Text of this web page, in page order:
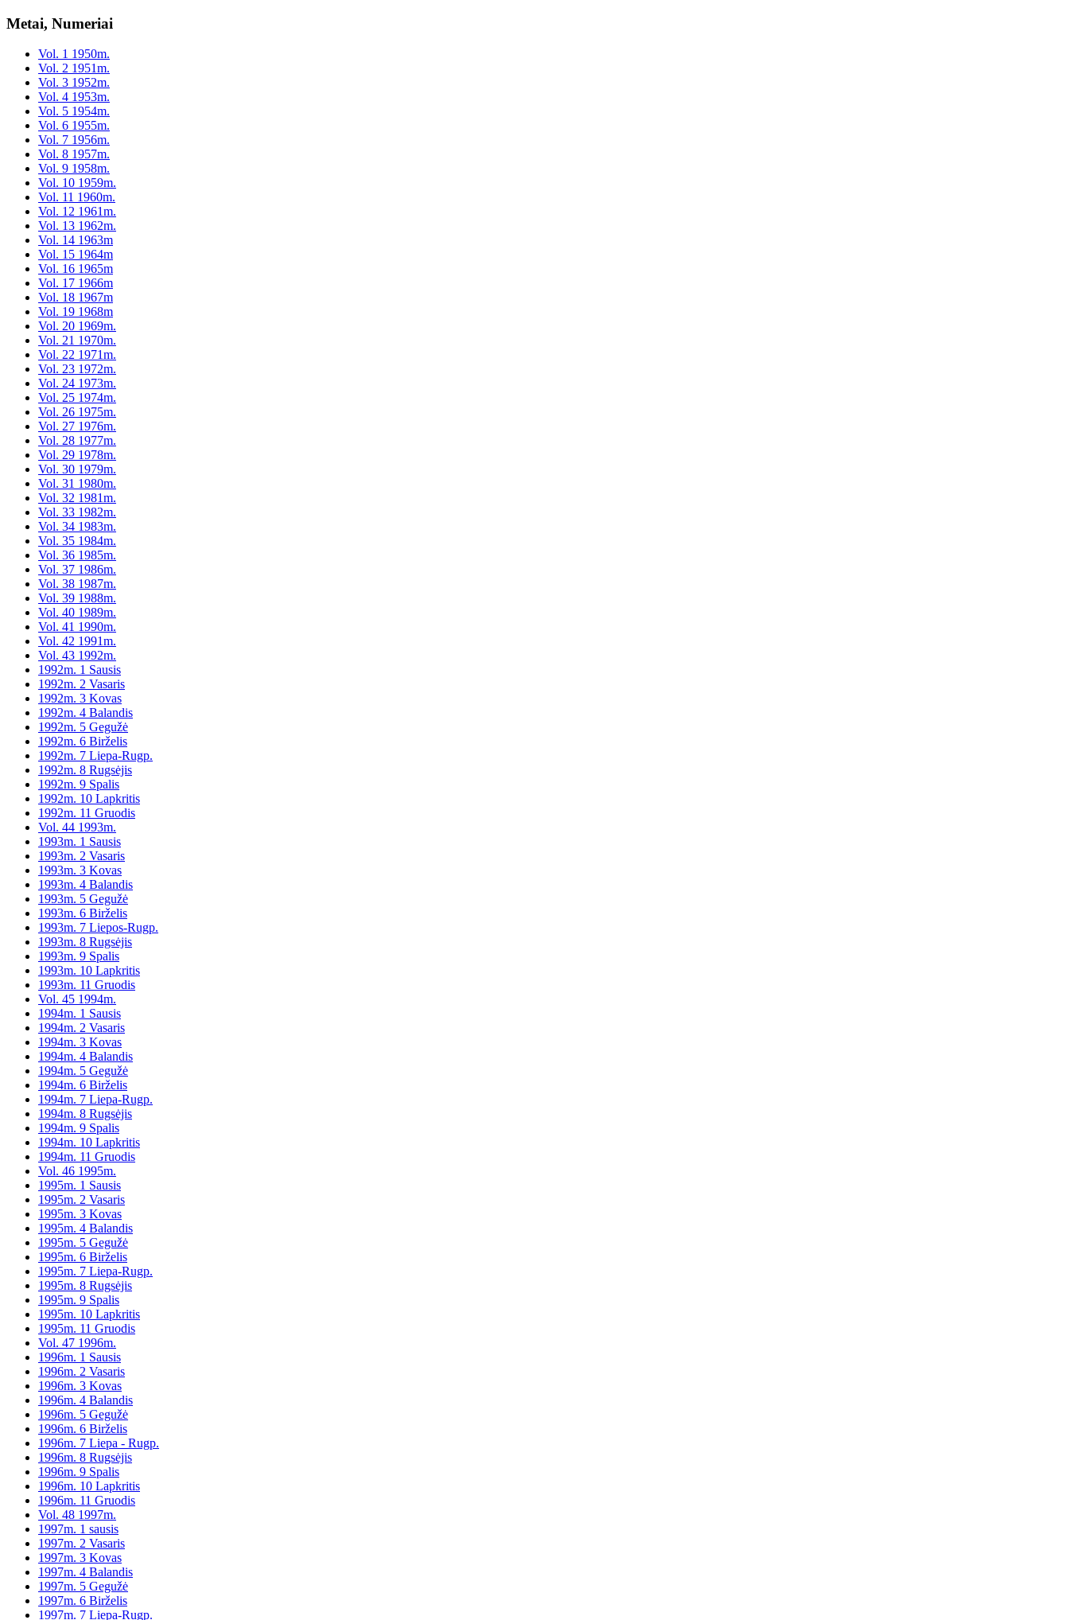
Metai, Numeriai
Vol. 1 1950m.
Vol. 2 1951m.
Vol. 3 1952m.
Vol. 4 1953m.
Vol. 5 1954m.
Vol. 6 1955m.
Vol. 7 1956m.
Vol. 8 1957m.
Vol. 9 1958m.
Vol. 10 1959m.
Vol. 11 1960m.
Vol. 12 1961m.
Vol. 13 1962m.
Vol. 14 1963m
Vol. 15 1964m
Vol. 16 1965m
Vol. 17 1966m
Vol. 18 1967m
Vol. 19 1968m
Vol. 20 1969m.
Vol. 21 1970m.
Vol. 22 1971m.
Vol. 23 1972m.
Vol. 24 1973m.
Vol. 25 1974m.
Vol. 26 1975m.
Vol. 27 1976m.
Vol. 28 1977m.
Vol. 29 1978m.
Vol. 30 1979m.
Vol. 31 1980m.
Vol. 32 1981m.
Vol. 33 1982m.
Vol. 34 1983m.
Vol. 35 1984m.
Vol. 36 1985m.
Vol. 37 1986m.
Vol. 38 1987m.
Vol. 39 1988m.
Vol. 40 1989m.
Vol. 41 1990m.
Vol. 42 1991m.
Vol. 43 1992m.
1992m. 1 Sausis
1992m. 2 Vasaris
1992m. 3 Kovas
1992m. 4 Balandis
1992m. 5 Gegužė
1992m. 6 Birželis
1992m. 7 Liepa-Rugp.
1992m. 8 Rugsėjis
1992m. 9 Spalis
1992m. 10 Lapkritis
1992m. 11 Gruodis
Vol. 44 1993m.
1993m. 1 Sausis
1993m. 2 Vasaris
1993m. 3 Kovas
1993m. 4 Balandis
1993m. 5 Gegužė
1993m. 6 Birželis
1993m. 7 Liepos-Rugp.
1993m. 8 Rugsėjis
1993m. 9 Spalis
1993m. 10 Lapkritis
1993m. 11 Gruodis
Vol. 45 1994m.
1994m. 1 Sausis
1994m. 2 Vasaris
1994m. 3 Kovas
1994m. 4 Balandis
1994m. 5 Gegužė
1994m. 6 Birželis
1994m. 7 Liepa-Rugp.
1994m. 8 Rugsėjis
1994m. 9 Spalis
1994m. 10 Lapkritis
1994m. 11 Gruodis
Vol. 46 1995m.
1995m. 1 Sausis
1995m. 2 Vasaris
1995m. 3 Kovas
1995m. 4 Balandis
1995m. 5 Gegužė
1995m. 6 Birželis
1995m. 7 Liepa-Rugp.
1995m. 8 Rugsėjis
1995m. 9 Spalis
1995m. 10 Lapkritis
1995m. 11 Gruodis
Vol. 47 1996m.
1996m. 1 Sausis
1996m. 2 Vasaris
1996m. 3 Kovas
1996m. 4 Balandis
1996m. 5 Gegužė
1996m. 6 Birželis
1996m. 7 Liepa - Rugp.
1996m. 8 Rugsėjis
1996m. 9 Spalis
1996m. 10 Lapkritis
1996m. 11 Gruodis
Vol. 48 1997m.
1997m. 1 sausis
1997m. 2 Vasaris
1997m. 3 Kovas
1997m. 4 Balandis
1997m. 5 Gegužė
1997m. 6 Birželis
1997m. 7 Liepa-Rugp.